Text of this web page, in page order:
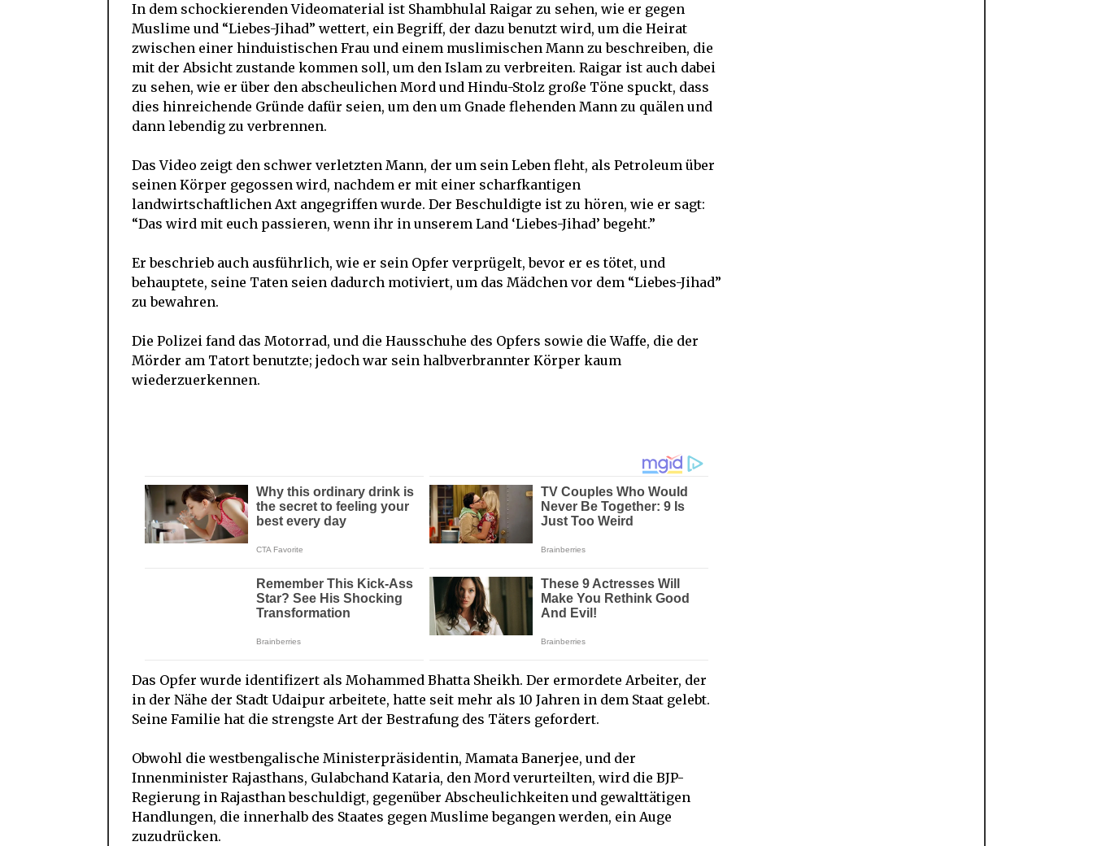
In dem schockierenden Videomaterial ist Shambhulal Raigar zu sehen, wie er gegen
Muslime und “Liebes-Jihad” wettert, ein Begriff, der dazu benutzt wird, um die Heirat
zwischen einer hinduistischen Frau und einem muslimischen Mann zu beschreiben, die
mit der Absicht zustande kommen soll, um den Islam zu verbreiten. Raigar ist auch dabei
zu sehen, wie er über den abscheulichen Mord und Hindu-Stolz große Töne spuckt, dass
dies hinreichende Gründe dafür seien, um den um Gnade flehenden Mann zu quälen und
dann lebendig zu verbrennen.
Das Video zeigt den schwer verletzten Mann, der um sein Leben fleht, als Petroleum über
seinen Körper gegossen wird, nachdem er mit einer scharfkantigen
landwirtschaftlichen Axt angegriffen wurde. Der Beschuldigte ist zu hören, wie er sagt:
“Das wird mit euch passieren, wenn ihr in unserem Land ‘Liebes-Jihad’ begeht.”
Er beschrieb auch ausführlich, wie er sein Opfer verprügelt, bevor er es tötet, und
behauptete, seine Taten seien dadurch motiviert, um das Mädchen vor dem “Liebes-Jihad”
zu bewahren.
Die Polizei fand das Motorrad, und die Hausschuhe des Opfers sowie die Waffe, die der
Mörder am Tatort benutzte; jedoch war sein halbverbrannter Körper kaum
wiederzuerkennen.
Das Opfer wurde identifizert als Mohammed Bhatta Sheikh. Der ermordete Arbeiter, der
in der Nähe der Stadt Udaipur arbeitete, hatte seit mehr als 10 Jahren in dem Staat gelebt.
Seine Familie hat die strengste Art der Bestrafung des Täters gefordert.
Obwohl die westbengalische Ministerpräsidentin, Mamata Banerjee, und der
Innenminister Rajasthans, Gulabchand Kataria, den Mord verurteilten, wird die BJP-
Regierung in Rajasthan beschuldigt, gegenüber Abscheulichkeiten und gewalttätigen
Handlungen, die innerhalb des Staates gegen Muslime begangen werden, ein Auge
zuzudrücken.